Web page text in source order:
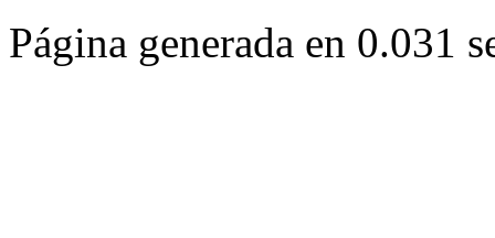
Página generada en 0.031